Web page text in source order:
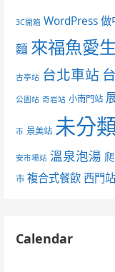
3C開箱 WordPress 做
麵 來福魚愛
古亭站 台北車站
公園站 奇岩站 小南門站
市 景美站 未分
安市場站 溫泉泡湯
市 複合式餐飲 西門站
Calendar